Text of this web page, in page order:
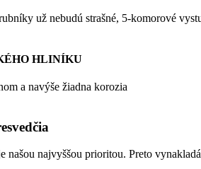
už nebudú strašné, 5-komorové
HLINÍKU
a navýše žiadna korozia
našou najvyššou prioritou. Preto